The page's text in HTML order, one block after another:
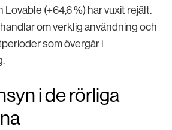
Lovable (+64,6 %) har vuxit rejält.
om verklig användning och
som övergår i
i de rörliga